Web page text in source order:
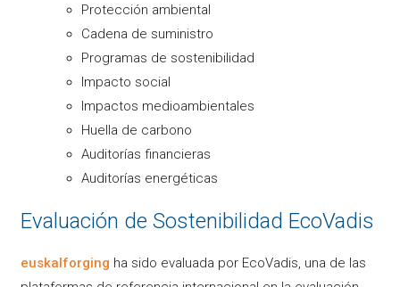
Protección ambiental
Cadena de suministro
Programas de sostenibilidad
Impacto social
Impactos medioambientales
Huella de carbono
Auditorías financieras
Auditorías energéticas
Evaluación de Sostenibilidad EcoVadis
euskalforging ha sido evaluada por EcoVadis, una de las